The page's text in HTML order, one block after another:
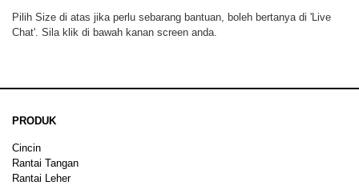
Pilih Size di atas jika perlu sebarang bantuan, boleh bertanya di 'Live
Chat'. Sila klik di bawah kanan screen anda.
PRODUK
Cincin
Rantai Tangan
Rantai Leher